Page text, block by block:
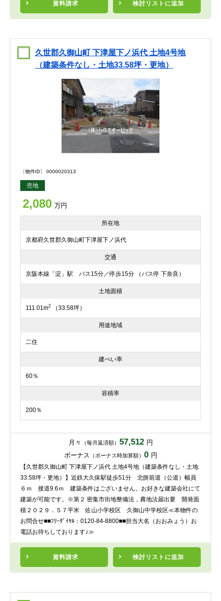
資料請求 検討リスト に追加
久世郡久御山町 下津屋下ノ浜代 土地4号地
（建築条件なし・土地33.58坪・更地）
〔物件ID〕 0000020313
売地
2,080 万円
所在地
京都府久世郡久御山町下津屋下ノ浜代
交通
京阪本線「淀」駅 バス15分／停歩15分 （バス停 下奈良）
土地面積
111.01m2 （33.58坪）
用途地域
二住
建ぺい率
60％
容積率
200％
月々 （毎月返済額） 57,512 円
ボーナス （ボーナス時加算額） 0 円
資料請求 検討リスト に追加
【久世郡久御山町 下津屋下ノ浜代 土地4号地（建築条件なし・土地
33.58坪・更地）】近鉄大久保駅徒歩51分 北側前道（公道）幅員
６ｍ 接道9.6ｍ 建築条件はございません。お好きな建築会社にて
建築が可能です。※第２ 密集市街地整備法，農地法届出要 開発面
積２０２９．５７平米 佐山小学校区 久御山中学校区≪本物件の
お問合せ■■ﾌﾘｰﾀﾞｲﾔﾙ：0120-84-8800■■担当大名（おおみょう）お
電話お待ちしております♪≫